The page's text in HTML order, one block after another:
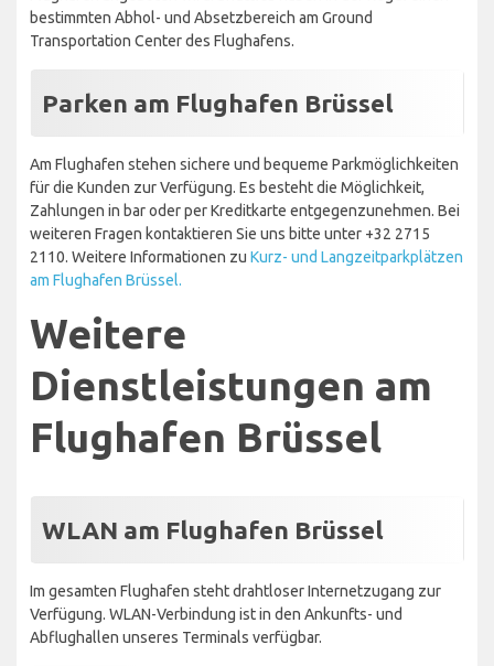
bestimmten Abhol- und Absetzbereich am Ground
Transportation Center des Flughafens.
Parken am Flughafen Brüssel
Am Flughafen stehen sichere und bequeme Parkmöglichkeiten
für die Kunden zur Verfügung. Es besteht die Möglichkeit,
Zahlungen in bar oder per Kreditkarte entgegenzunehmen. Bei
weiteren Fragen kontaktieren Sie uns bitte unter +32 2715
2110. Weitere Informationen zu Kurz- und Langzeitparkplätzen
am Flughafen Brüssel.
Weitere
Dienstleistungen am
Flughafen Brüssel
WLAN am Flughafen Brüssel
Im gesamten Flughafen steht drahtloser Internetzugang zur
Verfügung. WLAN-Verbindung ist in den Ankunfts- und
Abflughallen unseres Terminals verfügbar.